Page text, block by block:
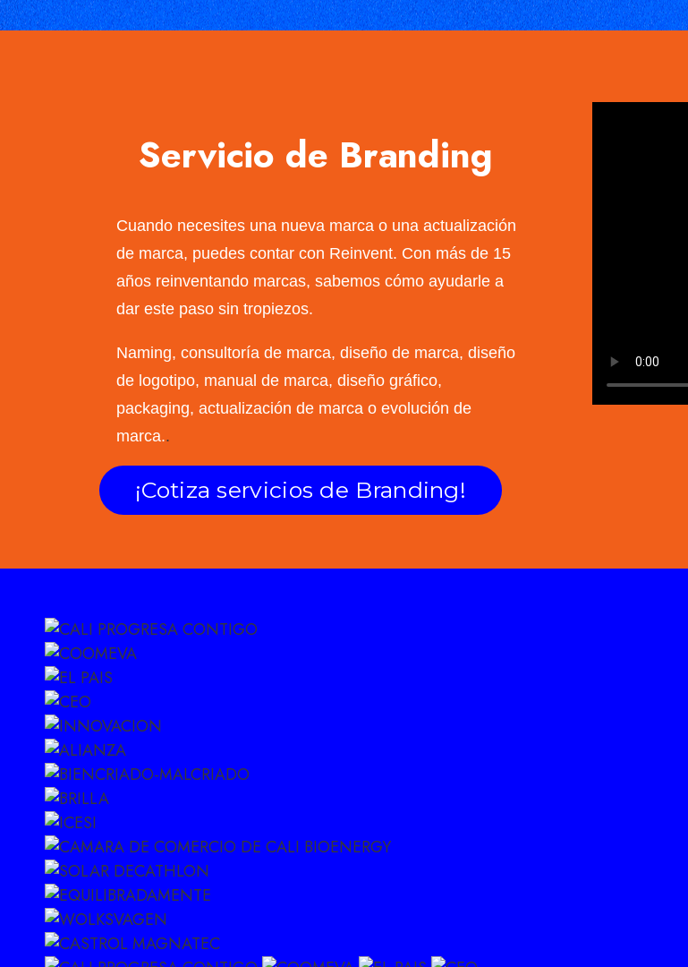
Servicio de Branding
Cuando necesites una nueva marca o una actualización
de marca, puedes contar con Reinvent. Con más de 15
años reinventando marcas, sabemos cómo ayudarle a
dar este paso sin tropiezos.
Naming, consultoría de marca, diseño de marca, diseño
de logotipo, manual de marca, diseño gráfico,
packaging, actualización de marca o evolución de
marca..
¡Cotiza servicios de Branding!